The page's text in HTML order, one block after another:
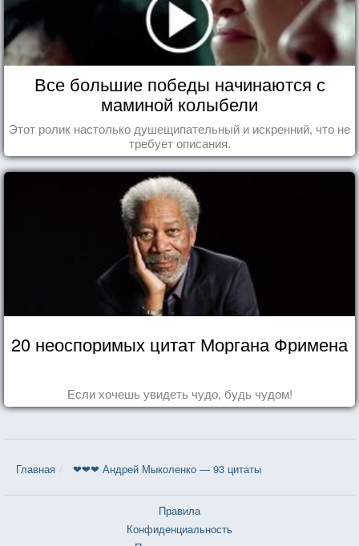
Все большие победы начинаются с
маминой колыбели
Этот ролик настолько душещипательный и искренний, что не
требует описания.
20 неоспоримых цитат Моргана Фримена
Если хочешь увидеть чудо, будь чудом!
Главная ❤❤❤ Андрей Мыколенко — 93 цитаты
Правила
Конфиденциальность